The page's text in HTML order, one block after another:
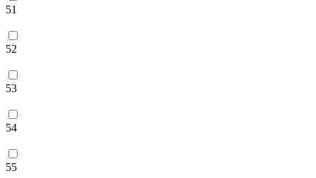
51
52
53
54
55